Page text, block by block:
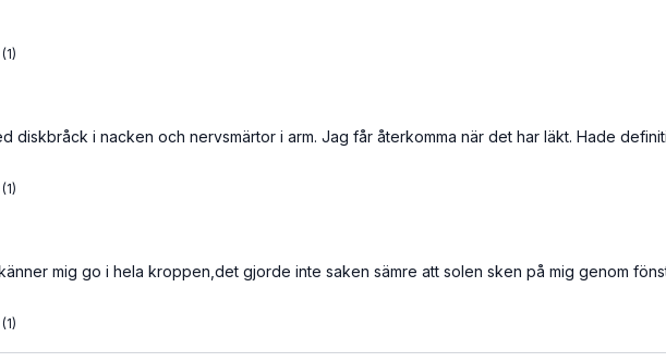
diskbråck i nacken och nervsmärtor i arm. Jag får återkomma när det har läkt. Hade
mig go i hela kroppen,det gjorde inte saken sämre att solen sken på mig genom